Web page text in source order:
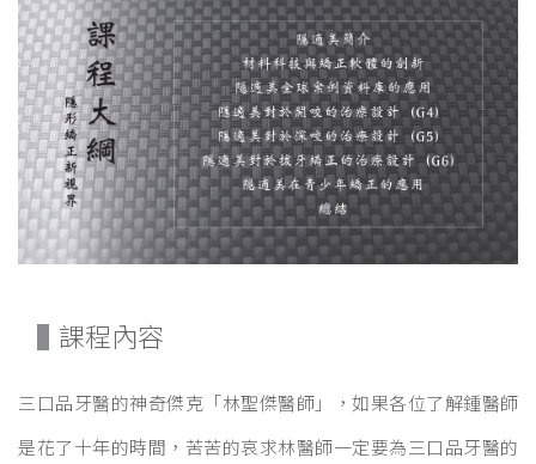
課程內容
三口品牙醫的神奇傑克「林聖傑醫師」，如果各位了解鍾醫師
是花了十年的時間，苦苦的哀求林醫師一定要為三口品牙醫的